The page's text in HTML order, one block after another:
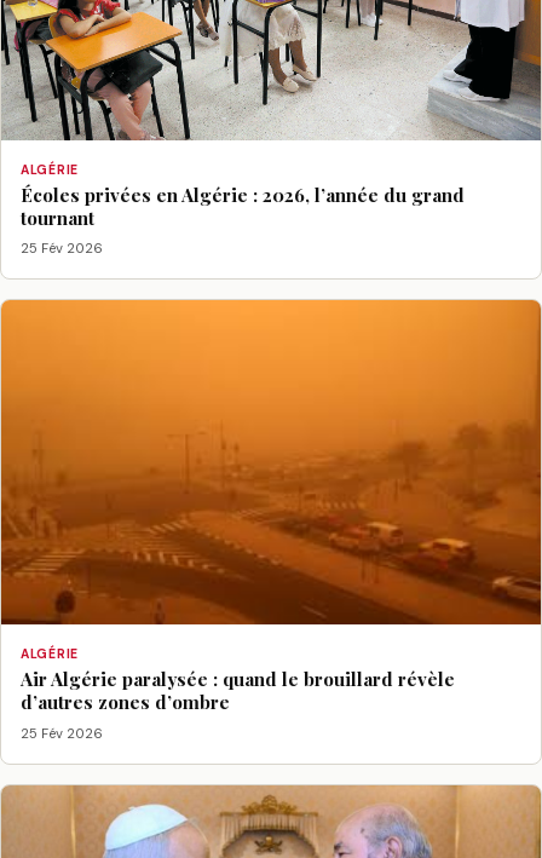
ALGÉRIE
Écoles privées en Algérie : 2026, l’année du grand
tournant
25 Fév 2026
ALGÉRIE
Air Algérie paralysée : quand le brouillard révèle
d’autres zones d’ombre
25 Fév 2026